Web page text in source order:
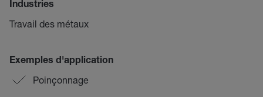
Industries
Travail des métaux
Exemples d'application
Poinçonnage